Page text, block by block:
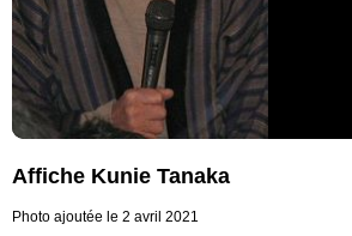
Affiche Kunie Tanaka
Photo ajoutée le 2 avril 2021